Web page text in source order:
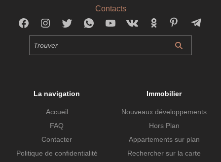
Contacts
La navigation
Accueil
FAQ
Contacter
Politique de confidentialité
Immobilier
Nouveaux développements
Hors Plan
Appartements sur plan
Rechercher sur la carte